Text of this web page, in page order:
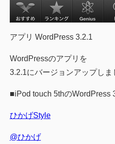
アプリ WordPress 3.2.1
WordPressのアプリを
3.2.1にバージョンアップしま
■iPod touch 5thのWordPress
ひかげStyle
@ひかげ